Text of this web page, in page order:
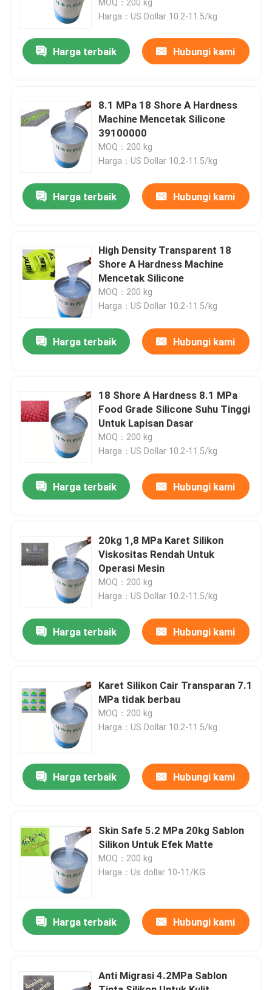
Rumah
Tentang kami
Tur Pabrik
Kontrol kualitas
Hubungi kami
Permintaan Penawaran
Tinta Karet Silikon
Tinta Silikon Timbul
MOQ：200 kg
Harga：US Dollar 10.2-11.5/kg
Harga terbaik Hubungi kami
8.1 MPa 18 Shore A Hardness
Machine Mencetak Silicone
39100000
MOQ：200 kg
Harga：US Dollar 10.2-11.5/kg
Harga terbaik Hubungi kami
High Density Transparent 18
Shore A Hardness Machine
Mencetak Silicone
MOQ：200 kg
Harga：US Dollar 10.2-11.5/kg
Harga terbaik Hubungi kami
18 Shore A Hardness 8.1 MPa
Food Grade Silicone Suhu Tinggi
Untuk Lapisan Dasar
MOQ：200 kg
Harga：US Dollar 10.2-11.5/kg
Harga terbaik Hubungi kami
20kg 1,8 MPa Karet Silikon
Viskositas Rendah Untuk
Operasi Mesin
MOQ：200 kg
Harga：US Dollar 10.2-11.5/kg
Harga terbaik Hubungi kami
Karet Silikon Cair Transparan 7.1
MPa tidak berbau
MOQ：200 kg
Harga：US Dollar 10.2-11.5/kg
Harga terbaik Hubungi kami
Skin Safe 5.2 MPa 20kg Sablon
Silikon Untuk Efek Matte
MOQ：200 kg
Harga：Us dollar 10-11/KG
Harga terbaik Hubungi kami
Anti Migrasi 4.2MPa Sablon